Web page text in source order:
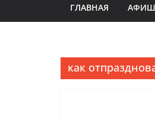
ГЛАВНАЯ
как